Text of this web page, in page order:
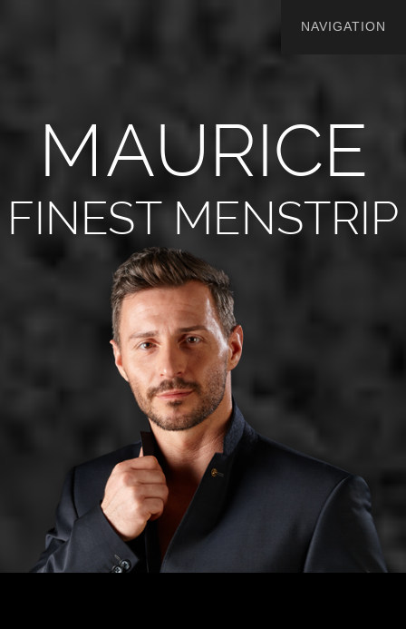
MAURICE
FINEST MENSTRIP